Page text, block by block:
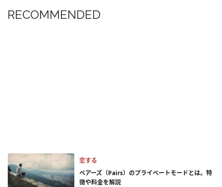
RECOMMENDED
恋する
ペアーズ（Pairs）のプライベートモードとは。特
徴や料金を解説